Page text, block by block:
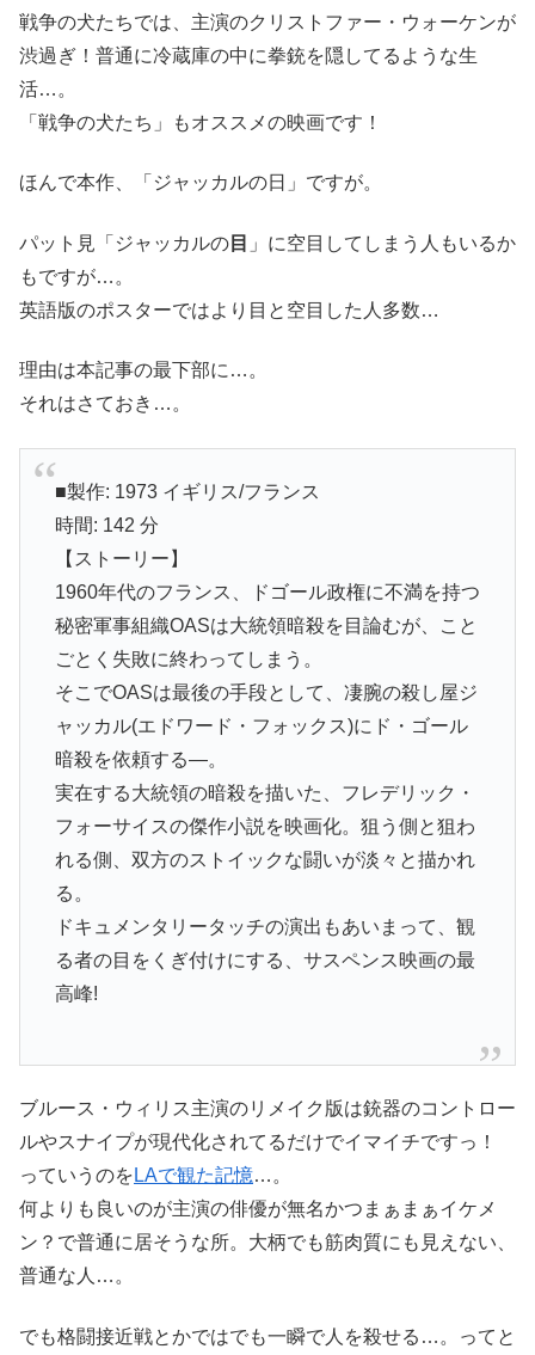
戦争の犬たちでは、主演のクリストファー・ウォーケンが
渋過ぎ！普通に冷蔵庫の中に拳銃を隠してるような生
活…。
「戦争の犬たち」もオススメの映画です！
ほんで本作、「ジャッカルの日」ですが。
パット見「ジャッカルの 目 」に空目してしまう人もいるか
もですが…。
英語版のポスターではより目と空目した人多数…
理由は本記事の最下部に…。
それはさておき…。
■製作: 1973 イギリス/フランス
時間: 142 分
【ストーリー】
1960年代のフランス、ドゴール政権に不満を持つ
秘密軍事組織OASは大統領暗殺を目論むが、こと
ごとく失敗に終わってしまう。
そこでOASは最後の手段として、凄腕の殺し屋ジ
ャッカル(エドワード・フォックス)にド・ゴール
暗殺を依頼する―。
実在する大統領の暗殺を描いた、フレデリック・
フォーサイスの傑作小説を映画化。狙う側と狙わ
れる側、双方のストイックな闘いが淡々と描かれ
る。
ドキュメンタリータッチの演出もあいまって、観
る者の目をくぎ付けにする、サスペンス映画の最
高峰!
ブルース・ウィリス主演のリメイク版は銃器のコントロー
ルやスナイプが現代化されてるだけでイマイチですっ！
っていうのを LAで観た記憶…。
何よりも良いのが主演の俳優が無名かつまぁまぁイケメ
ン？で普通に居そうな所。大柄でも筋肉質にも見えない、
普通な人…。
でも格闘接近戦とかではでも一瞬で人を殺せる…。ってと